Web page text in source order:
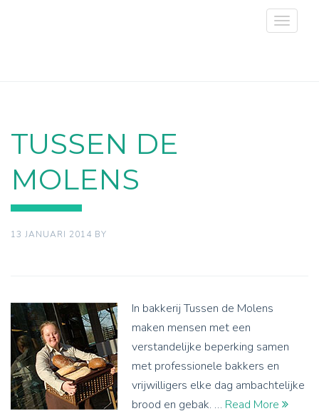
Toggle
TUSSEN DE
MOLENS
13 JANUARI 2014 BY
In bakkerij Tussen de Molens
maken mensen met een
verstandelijke beperking samen
met professionele bakkers en
vrijwilligers elke dag ambachtelijke
brood en gebak. … Read More